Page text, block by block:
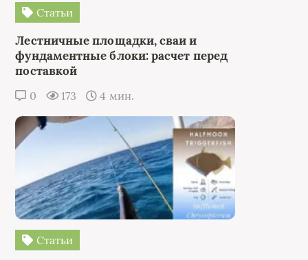
Статьи
Лестничные площадки, сваи и
фундаментные блоки: расчет перед
поставкой
0 173 4 мин.
Статьи